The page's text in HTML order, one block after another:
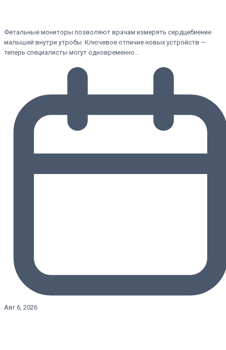
Фетальные мониторы позволяют врачам измерять сердцебиение
малышей внутри утробы. Ключевое отличие новых устройств —
теперь специалисты могут одновременно…
Авг 6, 2026